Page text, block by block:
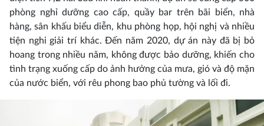
phòng nghỉ dưỡng cao cấp, quầy bar trên bãi biển, nhà
hàng, sân khấu biểu diễn, khu phòng họp, hội nghị và nhiều
tiện nghi giải trí khác. Đến năm 2020, dự án này đã bị bỏ
hoang trong nhiều năm, không được bảo dưỡng, khiến cho
tình trạng xuống cấp do ảnh hưởng của mưa, gió và độ mặn
của nước biển, với rêu phong bao phủ tường và lối đi.